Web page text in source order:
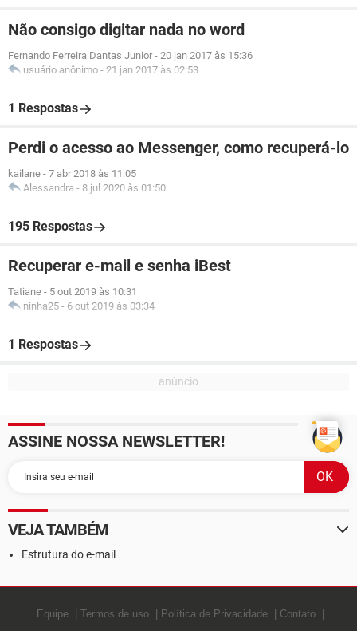
Não consigo digitar nada no word
Fernando Ferreira Dantas Junior - 20 jan 2017 às 15:36
usuário anônimo - 21 jan 2017 às 02:53
1 Respostas
Perdi o acesso ao Messenger, como recuperá-lo
kailane - 7 abr 2018 às 11:05
Alessandra - 8 jul 2020 às 01:50
195 Respostas
Recuperar e-mail e senha iBest
Tatiane - 5 out 2019 às 10:31
ninha25 - 6 out 2019 às 03:34
1 Respostas
ASSINE NOSSA NEWSLETTER!
VEJA TAMBÉM
Estrutura do e-mail
Equipe Termos de uso Política de Privacidade
Contato